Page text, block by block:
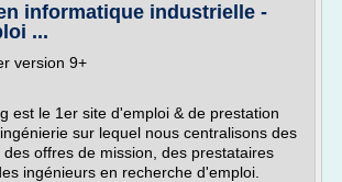
informatique industrielle -
...
version 9+
est le 1er site d'emploi & de prestation
sur lequel nous centralisons des
offres de mission, des prestataires
ingénieurs en recherche d'emploi.